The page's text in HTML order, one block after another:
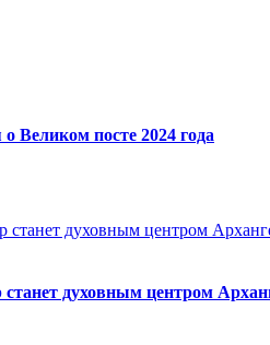
Великом посте 2024 года
духовным центром